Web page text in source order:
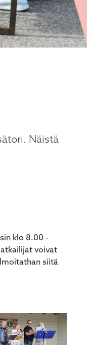
Näistä
klo 8.00 -
voivat
siitä